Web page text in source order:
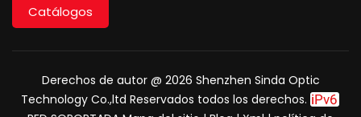
Catálogos
Derechos de autor @ 2026 Shenzhen Sinda Optic
Technology Co.,ltd Reservados todos los derechos.